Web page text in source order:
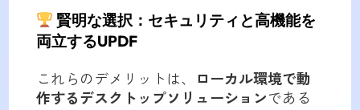
賢明な選択：セキュリティと高機能を
両立するUPDF
これらのデメリットは、
ローカル環境で動
作するデスクトップソリューションである